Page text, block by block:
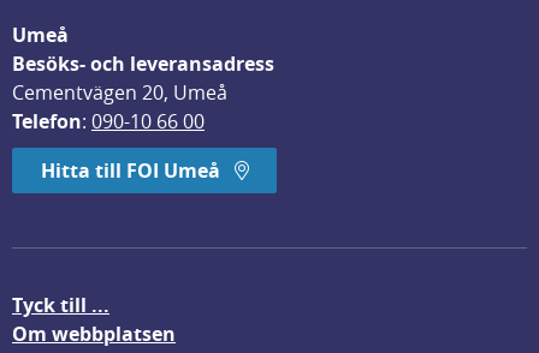
Umeå
Besöks- och leveransadress
Cementvägen 20, Umeå
Telefon: 090-10 66 00
Hitta till FOI Umeå
Tyck till ...
Om webbplatsen